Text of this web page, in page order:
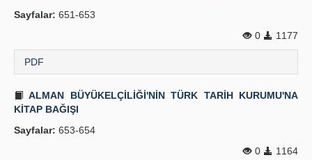
Sayfalar: 651-653
0
1177
PDF
ALMAN BÜYÜKELÇİLİĞİ'NİN TÜRK TARİH KURUMU'NA
KİTAP BAĞIŞI
Sayfalar: 653-654
0
1164